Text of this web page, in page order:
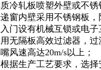
冷轧板喷塑外壁或不锈
窗内壁采用不锈钢板，
门设有机械互锁或电子
无隔板高效过滤器，过
风速高达20m/s以上；
据生产工艺要求，选择